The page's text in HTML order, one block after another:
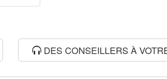
DES CONSEILLERS À